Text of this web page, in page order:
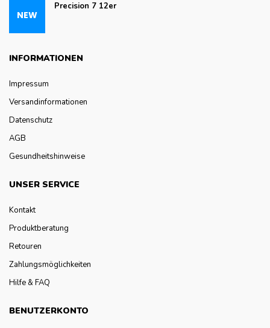
Precision 7 12er
INFORMATIONEN
Impressum
Versandinformationen
Datenschutz
AGB
Gesundheitshinweise
UNSER SERVICE
Kontakt
Produktberatung
Retouren
Zahlungsmöglichkeiten
Hilfe & FAQ
BENUTZERKONTO